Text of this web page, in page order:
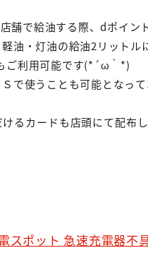
舗で給油する際、dポイ
油・灯油の給油2リットル
ご利用可能です(*´ω｀*)
で使うことも可能となって
るカードも店頭にて配布
スポット 急速充電器不